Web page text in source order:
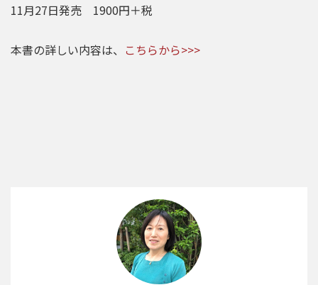
11月27日発売 1900円＋税
本書の詳しい内容は、 こちらから>>>